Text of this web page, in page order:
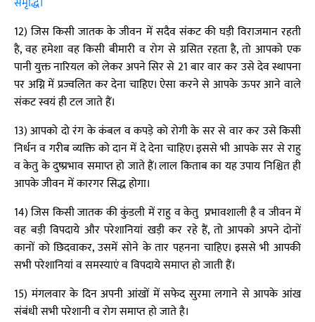
12) जिस किसी जातक के जीवन में सदैव संकट की घड़ी विराजमान रहती
है, वह हमेशा वह किसी बीमारी व रोग से ग्रसित रहता है, तो आपको एक
पानी युक्त नारियल को लेकर अपने सिर से 21 बार वार कर उसे देव स्थापना
पर अग्नि में प्रज्वलित कर देना चाहिए। ऐसा करने से आपके ऊपर आने वाले
संकट स्वयं ही टल जाते हैं।
13) आपको दो रंग के कंबल व कपड़े को रोगी के सर से वार कर उसे किसी
निर्धन व गरीब व्यक्ति को दान में दे देना चाहिए। इससे भी आपके सर से राहु
व केतु के दुष्प्रभाव समाप्त हो जाते हैं। लाल किताब का यह उपाय निश्चित ही
आपके जीवन में कारगर सिद्ध होगा।
14) जिस किसी जातक की कुंडली में राहु व केतु प्रभावशाली है व जीवन में
वह बड़ी विपदाये और परेशानियां खड़ी कर रहे हैं, तो आपको अपने दोनों
कानों को छिदवाकर, उसमें सोने के तार पहनना चाहिए। इससे भी आपकी
सभी परेशानियां व समस्याएं व विपदाये समाप्त हो जाती हैं।
15) मंगलवार के दिन अपनी आंखों में सफेद सुरमा लगाने से आपके आंख
संबंधी सभी परेशानी व रोग समाप्त हो जाते है।